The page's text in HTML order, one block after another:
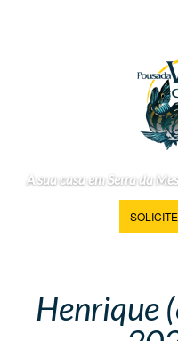
A sua casa em Serra da
Henrique